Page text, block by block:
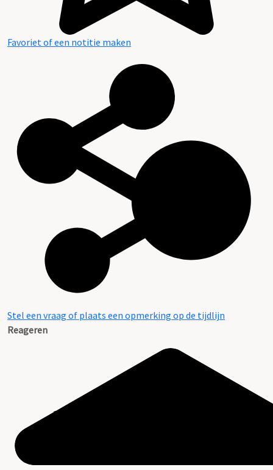
Favoriet of een notitie maken
Stel een vraag of plaats een opmerking op de tijdlijn
Reageren